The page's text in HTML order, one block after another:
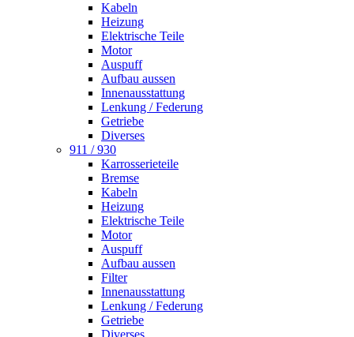
Kabeln
Heizung
Elektrische Teile
Motor
Auspuff
Aufbau aussen
Innenausstattung
Lenkung / Federung
Getriebe
Diverses
911 / 930
Karrosserieteile
Bremse
Kabeln
Heizung
Elektrische Teile
Motor
Auspuff
Aufbau aussen
Filter
Innenausstattung
Lenkung / Federung
Getriebe
Diverses